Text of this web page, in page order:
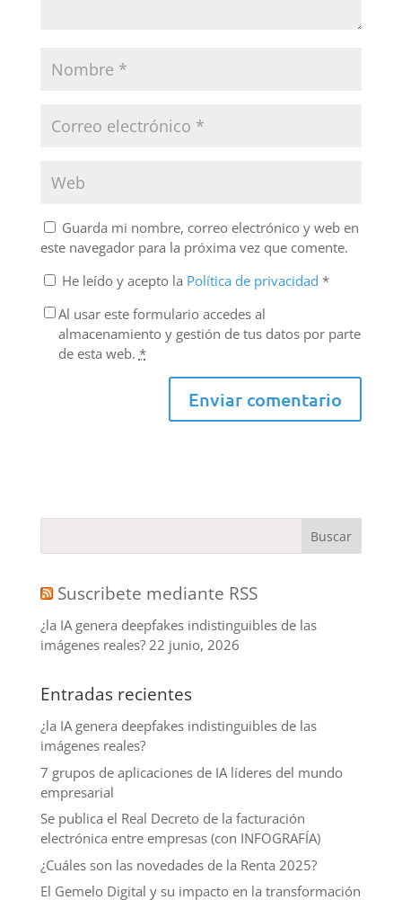
Guarda mi nombre, correo electrónico y web en
este navegador para la próxima vez que comente.
He leído y acepto la Política de privacidad *
Al usar este formulario accedes al
almacenamiento y gestión de tus datos por parte
de esta web. *
Suscribete mediante RSS
¿la IA genera deepfakes indistinguibles de las
imágenes reales? 22 junio, 2026
Entradas recientes
¿la IA genera deepfakes indistinguibles de las
imágenes reales?
7 grupos de aplicaciones de IA líderes del mundo
empresarial
Se publica el Real Decreto de la facturación
electrónica entre empresas (con INFOGRAFÍA)
¿Cuáles son las novedades de la Renta 2025?
El Gemelo Digital y su impacto en la transformación